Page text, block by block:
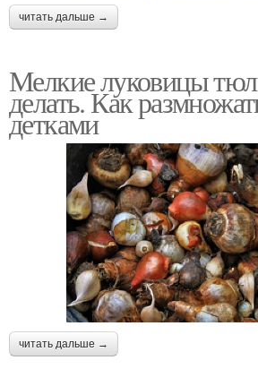
читать дальше →
Мелкие луковицы
делать. Как
детками
читать дальше →